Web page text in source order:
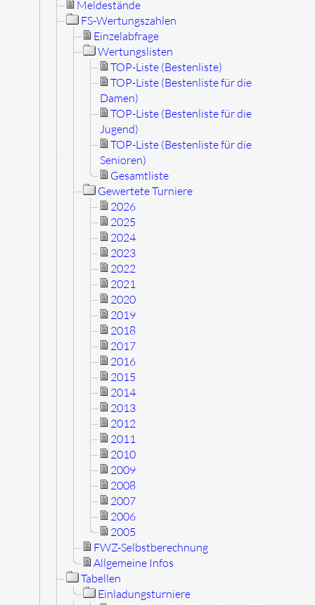
Meldestände
FS-Wertungszahlen
Einzelabfrage
Wertungslisten
TOP-Liste (Bestenliste)
TOP-Liste (Bestenliste für die
Damen)
TOP-Liste (Bestenliste für die
Jugend)
TOP-Liste (Bestenliste für die
Senioren)
Gesamtliste
Gewertete Turniere
2026
2025
2024
2023
2022
2021
2020
2019
2018
2017
2016
2015
2014
2013
2012
2011
2010
2009
2008
2007
2006
2005
FWZ-Selbstberechnung
Allgemeine Infos
Tabellen
Einladungsturniere